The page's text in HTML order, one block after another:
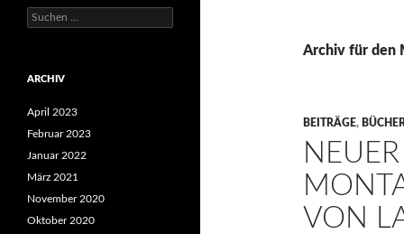
Archiv für den
BEITRÄGE,
VON
Suchen
nach:
ARCHIV
April 2023
Februar 2023
Januar 2022
März 2021
November 2020
Oktober 2020